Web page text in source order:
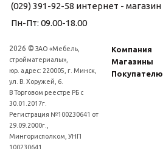
(029) 391-92-58 интернет - магазин
Пн-Пт: 09.00-18.00
2026 © ЗАО «Мебель,
стройматериалы»,
юр. адрес: 220005, г. Минск,
ул. В. Хоружей, 6.
В Торговом реестре РБ с
30.01.2017г.
Регистрация №100230641 от
29.09.2000г.,
Мингорисполком, УНП
100230641
Компания
Магазины
Покупателю